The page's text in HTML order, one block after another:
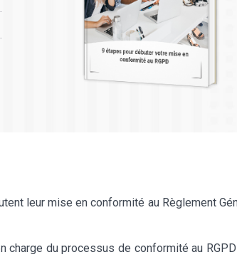
leur mise en conformité au Règlement
du processus de conformité au